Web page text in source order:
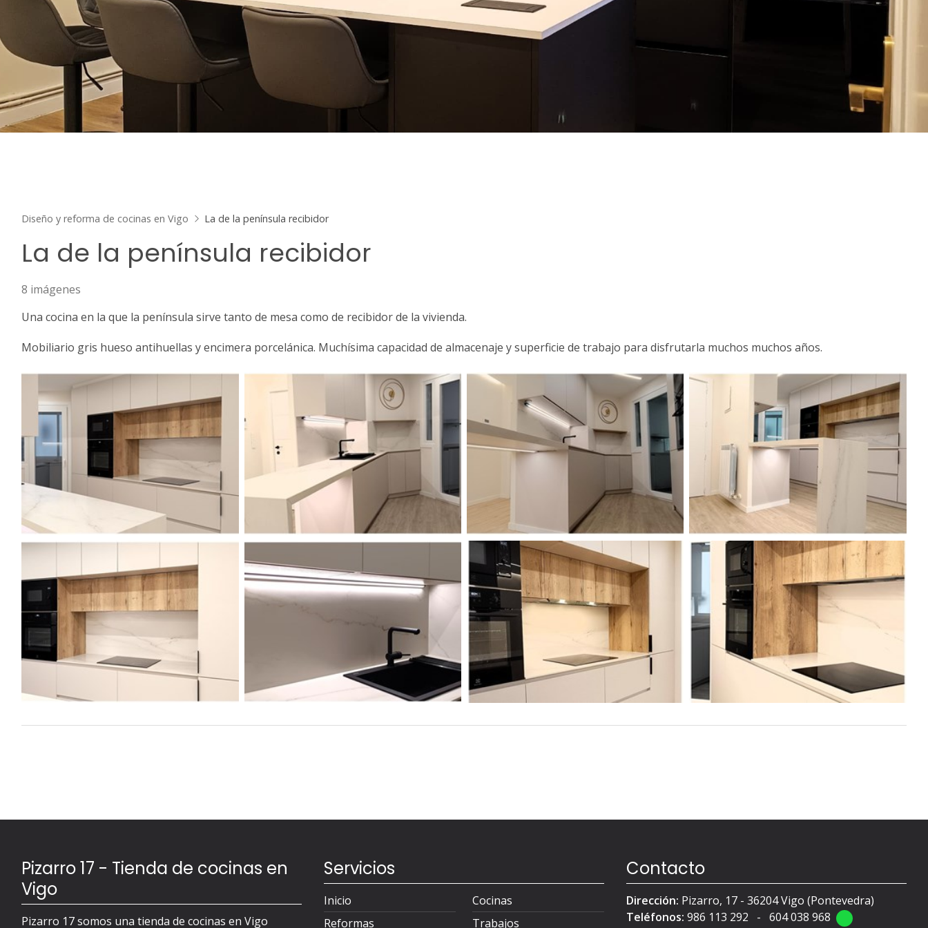
Diseño y reforma de cocinas en Vigo La de la península recibidor
La de la península recibidor
8 imágenes
Una cocina en la que la península sirve tanto de mesa como de recibidor de la vivienda.
Mobiliario gris hueso antihuellas y encimera porcelánica. Muchísima capacidad de almacenaje y superficie de trabajo para disfrutarla muchos muchos años.
Pizarro 17 - Tienda de cocinas en
Vigo
Pizarro 17 somos una tienda de cocinas en Vigo
Servicios
Inicio
Cocinas
Reformas
Trabajos
Contacto
Dirección: Pizarro, 17 - 36204 Vigo (Pontevedra)
Teléfonos: 986 113 292 - 604 038 968